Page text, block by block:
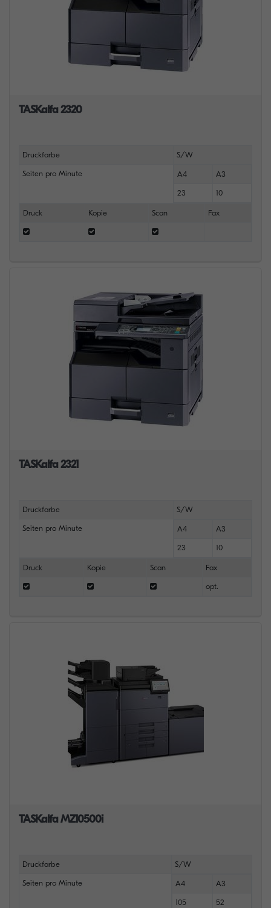
TASKalfa 2320
Druckfarbe S/W
Seiten pro Minute A4 A3
23 10
Druck Kopie Scan Fax
TASKalfa 2321
Druckfarbe S/W
Seiten pro Minute A4 A3
23 10
Druck Kopie Scan Fax
opt.
TASKalfa MZ10500i
Druckfarbe S/W
Seiten pro Minute A4 A3
105 52